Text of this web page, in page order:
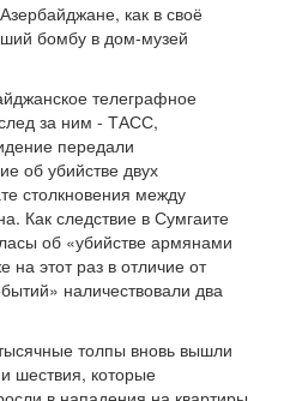
как в своё
бомбу в дом-музей
телеграфное
за ним - ТАСС,
передали
об убийстве двух
столкновения между
Как следствие в Сумгаите
об «убийстве армянами
этот раз в отличие от
наличествовали два
толпы вновь вышли
шествия, которые